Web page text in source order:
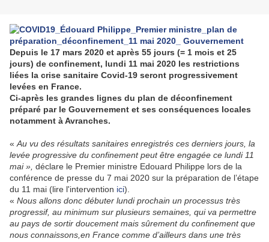
Depuis le 17 mars 2020 et après 55 jours (= 1 mois et 25
jours) de confinement, lundi 11 mai 2020 les restrictions
liées la crise sanitaire Covid-19 seront progressivement
levées en France.
Ci-après les grandes lignes du plan de déconfinement
préparé par le Gouvernement et ses conséquences locales
notamment à Avranches.
« Au vu des résultats sanitaires enregistrés ces derniers jours, la
levée progressive du confinement peut être engagée ce lundi 11
mai », déclare le Premier ministre Edouard Philippe lors de la
conférence de presse du 7 mai 2020 sur la préparation de l’étape
du 11 mai (lire l'intervention ici).
« Nous allons donc débuter lundi prochain un processus très
progressif, au minimum sur plusieurs semaines, qui va permettre
au pays de sortir doucement mais sûrement du confinement que
nous connaissons,en France comme d’ailleurs dans une très